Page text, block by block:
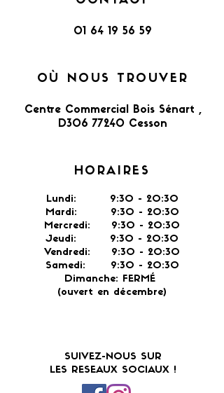
01 64 19 56 59
OÙ NOUS TROUVER
Centre Commercial Bois Sénart ,
D306 77240 Cesson​
HORAIRES
Lundi: 9:30 - 20:30
Mardi: 9:30 - 20:30
Mercredi: 9:30 - 20:30
Jeudi: 9:30 - 20:30
Vendredi: 9:30 - 20:30
Samedi: 9:30 - 20:30
Dimanche: FERMÉ
(ouvert en décembre)
SUIVEZ-NOUS SUR
LES RESEAUX SOCIAUX !